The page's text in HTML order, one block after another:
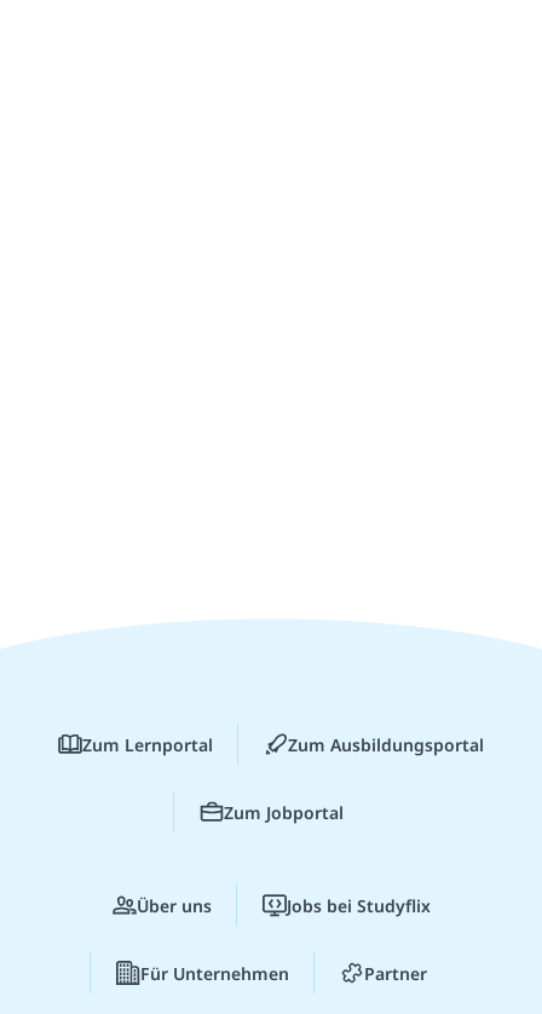
Zum Lernportal Zum Ausbildungsportal
Zum Jobportal
Über uns Jobs bei Studyflix
Für Unternehmen Partner